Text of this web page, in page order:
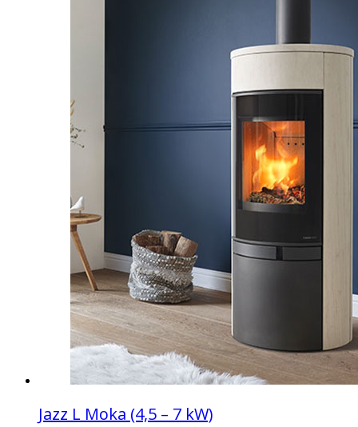
Jazz L Moka (4,5 – 7 kW)